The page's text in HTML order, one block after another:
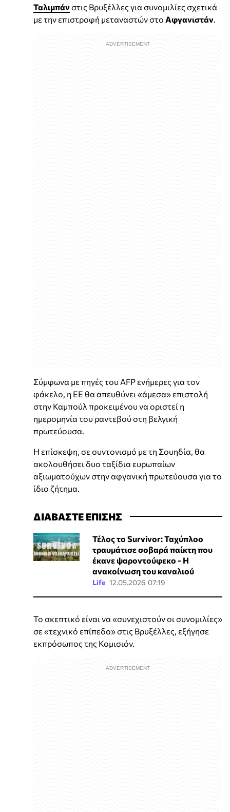
Ταλιμπάνστις Βρυξέλλες για συνομιλίες σχετικά
με την επιστροφή μεταναστών στο Αφγανιστάν
Σύμφωνα με πηγές του AFP ενήμερες για τον
φάκελο, η ΕΕ θα απευθύνει «άμεσα» επιστολή
στην Καμπούλ προκειμένου να οριστεί η
ημερομηνία του ραντεβού στη βελγική
πρωτεύουσα.
Η επίσκεψη, σε συντονισμό με τη Σουηδία, θα
ακολουθήσει δυο ταξίδια ευρωπαίων
αξιωματούχων στην αφγανική πρωτεύουσα για το
ίδιο ζήτημα.
ΔΙΑΒΑΣΤΕ ΕΠΙΣΗΣ
Τέλος το Survivor: Ταχύπλοο
τραυμάτισε σοβαρά παίκτη που
έκανε ψαροντούφεκο - Η
ανακοίνωση του καναλιού
Life 12.05.2026 07:19
Το σκεπτικό είναι να «συνεχιστούν οι συνομιλίες»
σε «τεχνικό επίπεδο» στις Βρυξέλλες, εξήγησε
εκπρόσωπος της Κομισιόν.